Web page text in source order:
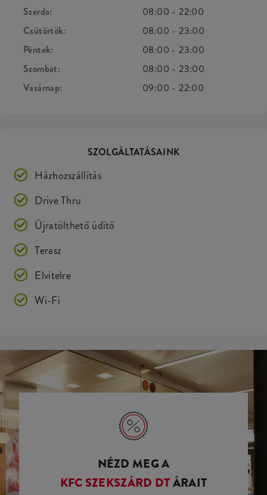
Szerda:
08:00 -22:00
Csütörtök:
08:00 -23:00
Péntek:
08:00 -23:00
Szombat:
08:00 -23:00
Vasárnap:
09:00 -22:00
SZOLGÁLTATÁSAINK
Házhozszállítás
Drive Thru
Újratölthető üdítő
Terasz
Elvitelre
Wi-Fi
NÉZD MEG A
KFC SZEKSZÁRD DTÁRAIT